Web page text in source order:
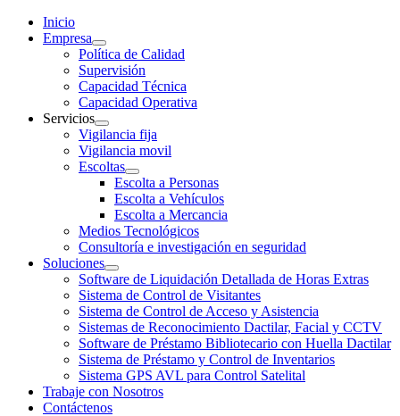
Inicio
Empresa
Política de Calidad
Supervisión
Capacidad Técnica
Capacidad Operativa
Servicios
Vigilancia fija
Vigilancia movil
Escoltas
Escolta a Personas
Escolta a Vehículos
Escolta a Mercancia
Medios Tecnológicos
Consultoría e investigación en seguridad
Soluciones
Software de Liquidación Detallada de Horas Extras
Sistema de Control de Visitantes
Sistema de Control de Acceso y Asistencia
Sistemas de Reconocimiento Dactilar, Facial y CCTV
Software de Préstamo Bibliotecario con Huella Dactilar
Sistema de Préstamo y Control de Inventarios
Sistema GPS AVL para Control Satelital
Trabaje con Nosotros
Contáctenos